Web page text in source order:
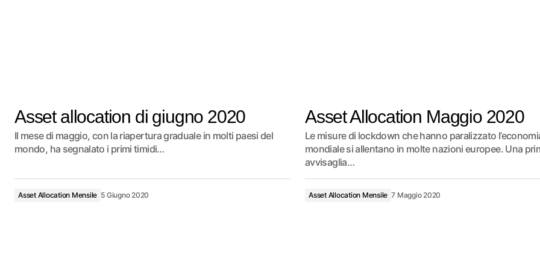
Asset allocation di giugno 2020
Il mese di maggio, con la riapertura graduale in molti paesi del
mondo, ha segnalato i primi timidi…
Asset Allocation Mensile 5 Giugno 2020
Asset Allocation Maggio 2020
Le misure di lockdown che hanno paralizzato
mondiale si allentano in molte nazioni europee. Una
avvisaglia…
Asset Allocation Mensile 7 Maggio 2020